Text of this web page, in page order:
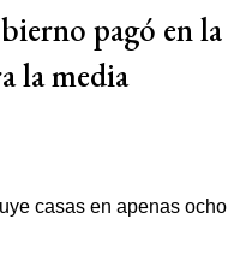
pagó en la
la media